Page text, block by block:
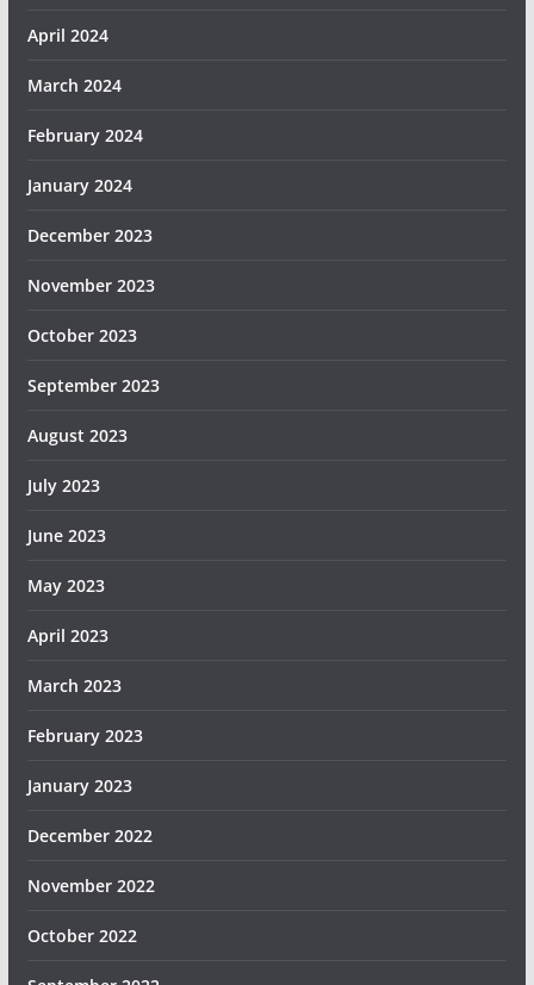
April 2024
March 2024
February 2024
January 2024
December 2023
November 2023
October 2023
September 2023
August 2023
July 2023
June 2023
May 2023
April 2023
March 2023
February 2023
January 2023
December 2022
November 2022
October 2022